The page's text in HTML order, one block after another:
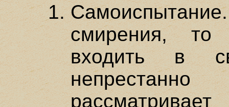
смирения, то
входить в